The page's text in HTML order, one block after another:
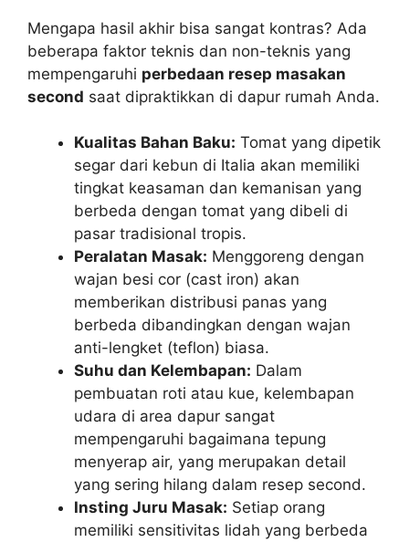
Mengapa hasil akhir bisa sangat kontras? Ada
beberapa faktor teknis dan non-teknis yang
mempengaruhi perbedaan resep masakan
second saat dipraktikkan di dapur rumah Anda.
Kualitas Bahan Baku: Tomat yang dipetik
segar dari kebun di Italia akan memiliki
tingkat keasaman dan kemanisan yang
berbeda dengan tomat yang dibeli di
pasar tradisional tropis.
Peralatan Masak: Menggoreng dengan
wajan besi cor (cast iron) akan
memberikan distribusi panas yang
berbeda dibandingkan dengan wajan
anti-lengket (teflon) biasa.
Suhu dan Kelembapan: Dalam
pembuatan roti atau kue, kelembapan
udara di area dapur sangat
mempengaruhi bagaimana tepung
menyerap air, yang merupakan detail
yang sering hilang dalam resep second.
Insting Juru Masak: Setiap orang
memiliki sensitivitas lidah yang berbeda